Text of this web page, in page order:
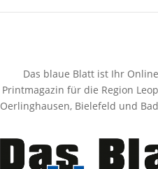
Das blaue Blatt ist Ihr
Printmagazin für die Region
Oerlinghausen, Bielefeld und